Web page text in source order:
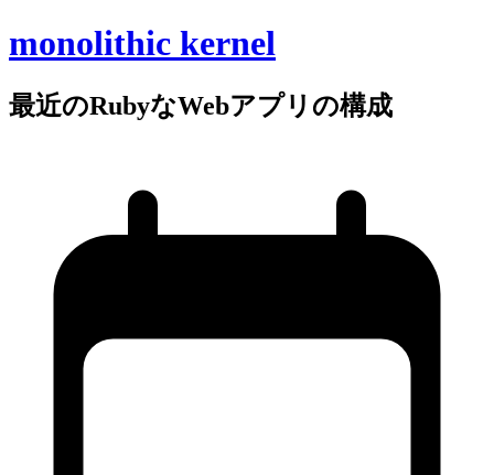
monolithic kernel
最近のRubyなWebアプリの構成